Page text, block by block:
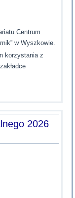
Centrum
w Wyszkowie.
korzystania z
2026